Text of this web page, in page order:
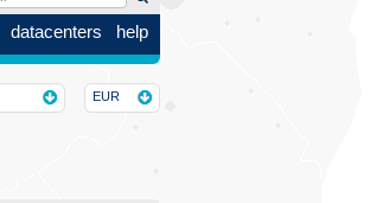
datacenters help
EUR